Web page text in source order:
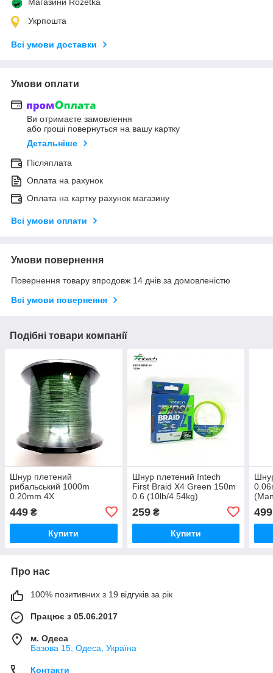
Укрпошта
Всі умови доставки
Умови оплати
Ви отримаєте замовлення
або гроші повернуться на вашу картку
Детальніше
Післяплата
Оплата на рахунок
Оплата на картку рахунок магазину
Всі умови оплати
Умови повернення
Повернення товару впродовж 14 днів за домовленістю
Всі умови повернення
Подібні товари компанії
Шнур плетений
рибальський 1000m
0.20mm 4X
449 ₴
Купити
Шнур плетений Intech
First Braid X4 Green 150m
0.6 (10lb/4.54kg)
259₴
Купити
499
Про нас
100% позитивних з 19 відгуків за рік
Працює з 05.06.2017
м. Одеса
Базова 15, Одеса, Україна
Контакти